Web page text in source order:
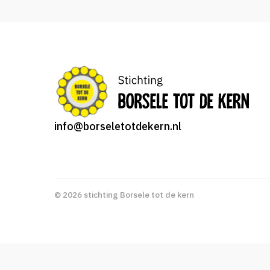
info@borseletotdekern.nl
© 2026 stichting Borsele tot de kern